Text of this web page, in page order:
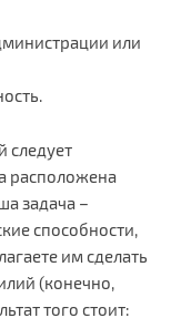
или
следует
расположена
задача –
способности,
им сделать
(конечно,
того стоит: